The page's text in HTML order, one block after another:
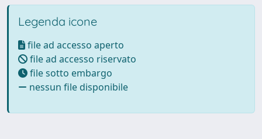
Legenda icone
file ad accesso aperto
file ad accesso riservato
file sotto embargo
nessun file disponibile